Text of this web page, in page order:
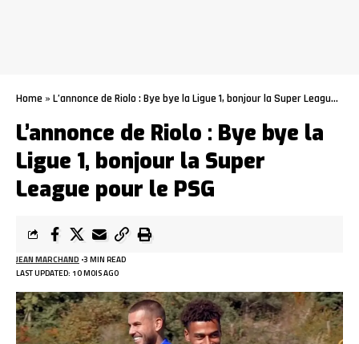
Home » L’annonce de Riolo : Bye bye la Ligue 1, bonjour la Super League pour le PSG
L’annonce de Riolo : Bye bye la
Ligue 1, bonjour la Super
League pour le PSG
LAST UPDATED: 10 MOIS AGO
JEAN MARCHAND 3 MIN READ